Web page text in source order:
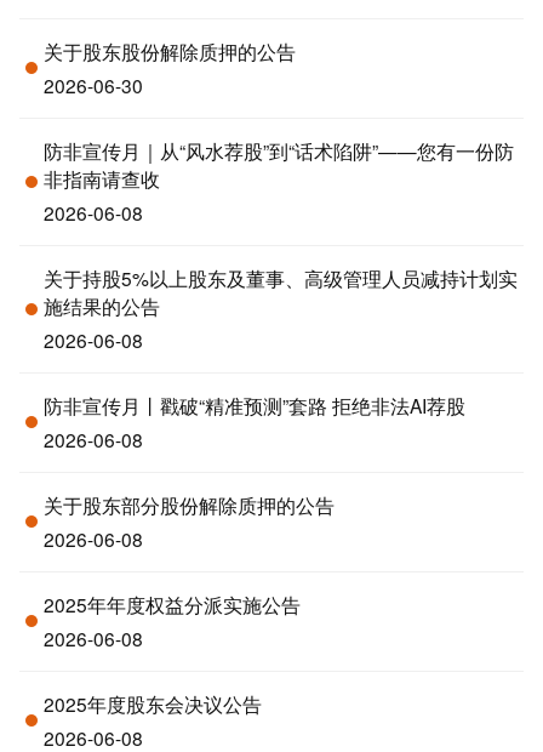
关于股东股份解除质押的公告
2026-06-30
防非宣传月｜从“风水荐股”到“话术陷阱”——您有一份防
非指南请查收
2026-06-08
关于持股5%以上股东及董事、高级管理人员减持计划实
施结果的公告
2026-06-08
防非宣传月丨戳破“精准预测”套路 拒绝非法AI荐股
2026-06-08
关于股东部分股份解除质押的公告
2026-06-08
2025年年度权益分派实施公告
2026-06-08
2025年度股东会决议公告
2026-06-08